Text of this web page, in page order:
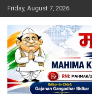
Skip
to
content
Friday, August 7, 2026